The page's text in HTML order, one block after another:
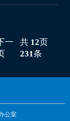
一
共 12 页
231条
公室